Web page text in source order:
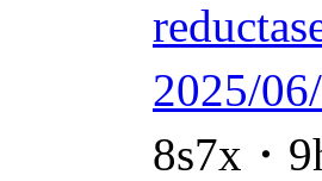
2025/06/
8s7x・